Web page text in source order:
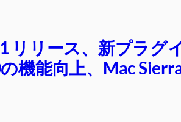
リリース、新プラグ
機能向上、Mac